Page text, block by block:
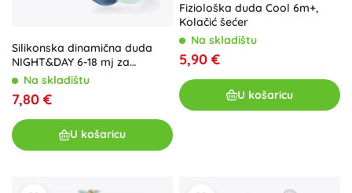
Silikonska dinamična duda
NIGHT&DAY 6-18 mj za
dječake
Na skladištu
7,80 €
U košaricu
Fiziološka duda Cool 6m+,
Kolačić šećer
Na skladištu
5,90 €
U košaricu